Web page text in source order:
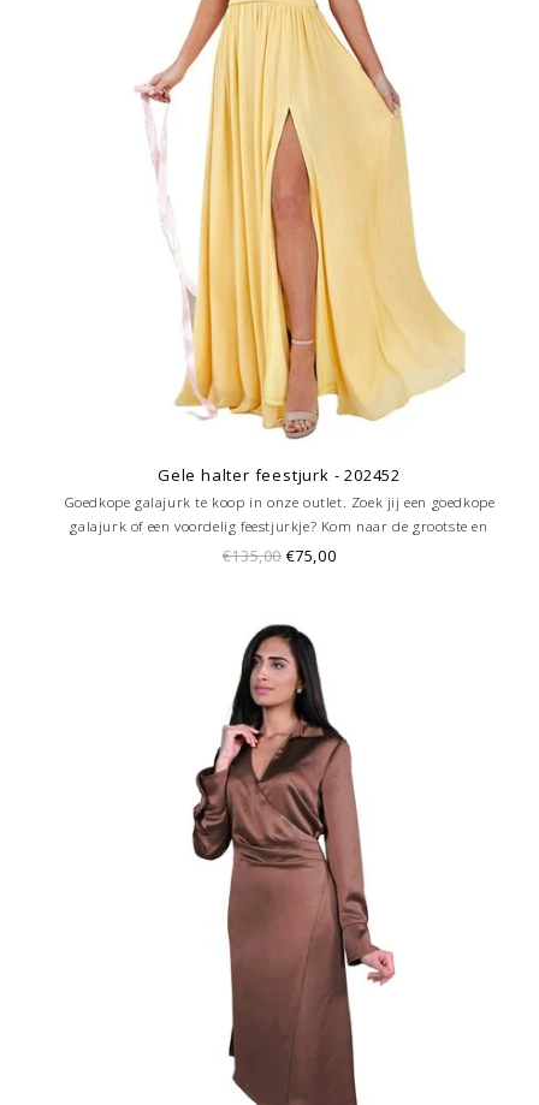
Gele halter feestjurk - 202452
Goedkope galajurk te koop in onze outlet. Zoek jij een goedkope
galajurk of een voordelig feestjurkje? Kom naar de grootste en
goedkoopste galajurken outlet in de regio Amersfoort. Altijd voordelig!
€135,00 €75,00